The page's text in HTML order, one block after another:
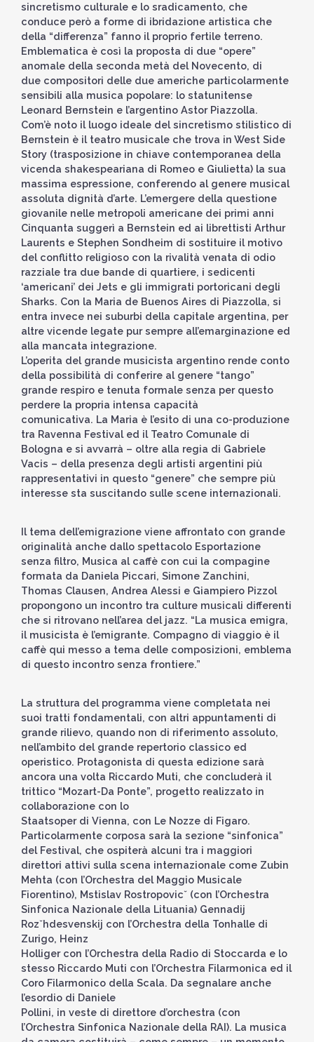
sincretismo culturale e lo sradicamento, che
conduce però a forme di ibridazione artistica che
della “differenza” fanno il proprio fertile terreno.
Emblematica è così la proposta di due “opere”
anomale della seconda metà del Novecento, di
due compositori delle due americhe particolarmente
sensibili alla musica popolare: lo statunitense
Leonard Bernstein e l’argentino Astor Piazzolla.
Com’è noto il luogo ideale del sincretismo stilistico di
Bernstein è il teatro musicale che trova in West Side
Story (trasposizione in chiave contemporanea della
vicenda shakespeariana di Romeo e Giulietta) la sua
massima espressione, conferendo al genere musical
assoluta dignità d’arte. L’emergere della questione
giovanile nelle metropoli americane dei primi anni
Cinquanta suggerì a Bernstein ed ai librettisti Arthur
Laurents e Stephen Sondheim di sostituire il motivo
del conflitto religioso con la rivalità venata di odio
razziale tra due bande di quartiere, i sedicenti
‘americani’ dei Jets e gli immigrati portoricani degli
Sharks. Con la Maria de Buenos Aires di Piazzolla, si
entra invece nei suburbi della capitale argentina, per
altre vicende legate pur sempre all’emarginazione ed
alla mancata integrazione.
L’operita del grande musicista argentino rende conto
della possibilità di conferire al genere “tango”
grande respiro e tenuta formale senza per questo
perdere la propria intensa capacità
comunicativa. La Maria è l’esito di una co-produzione
tra Ravenna Festival ed il Teatro Comunale di
Bologna e si avvarrà – oltre alla regia di Gabriele
Vacis – della presenza degli artisti argentini più
rappresentativi in questo “genere” che sempre più
interesse sta suscitando sulle scene internazionali.
Il tema dell’emigrazione viene affrontato con grande
originalità anche dallo spettacolo Esportazione
senza filtro, Musica al caffè con cui la compagine
formata da Daniela Piccari, Simone Zanchini,
Thomas Clausen, Andrea Alessi e Giampiero Pizzol
propongono un incontro tra culture musicali differenti
che si ritrovano nell’area del jazz. “La musica emigra,
il musicista è l’emigrante. Compagno di viaggio è il
caffè qui messo a tema delle composizioni, emblema
di questo incontro senza frontiere.”
La struttura del programma viene completata nei
suoi tratti fondamentali, con altri appuntamenti di
grande rilievo, quando non di riferimento assoluto,
nell’ambito del grande repertorio classico ed
operistico. Protagonista di questa edizione sarà
ancora una volta Riccardo Muti, che concluderà il
trittico “Mozart-Da Ponte”, progetto realizzato in
collaborazione con lo
Staatsoper di Vienna, con Le Nozze di Figaro.
Particolarmente corposa sarà la sezione “sinfonica”
del Festival, che ospiterà alcuni tra i maggiori
direttori attivi sulla scena internazionale come Zubin
Mehta (con l’Orchestra del Maggio Musicale
Fiorentino), Mstislav Rostropovicˇ (con l’Orchestra
Sinfonica Nazionale della Lituania) Gennadij
Rozˇhdesvenskij con l’Orchestra della Tonhalle di
Zurigo, Heinz
Holliger con l’Orchestra della Radio di Stoccarda e lo
stesso Riccardo Muti con l’Orchestra Filarmonica ed il
Coro Filarmonico della Scala. Da segnalare anche
l’esordio di Daniele
Pollini, in veste di direttore d’orchestra (con
l’Orchestra Sinfonica Nazionale della RAI). La musica